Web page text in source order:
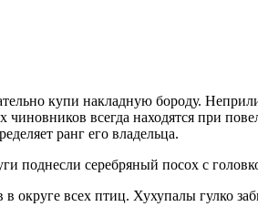
купи накладную бороду.
всегда находятся при
ранг его владельца.
серебряный посох с
округе всех птиц. Хухупалы гулко